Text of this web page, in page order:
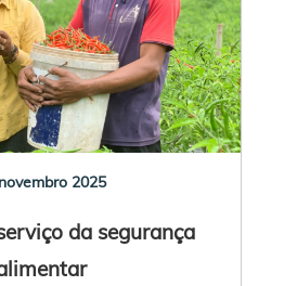
2025
da segurança